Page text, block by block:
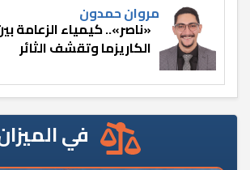
مروان حمدون
«ناصر».. كيمياء الزعامة
الكاريزما وتقشف الثائر
في